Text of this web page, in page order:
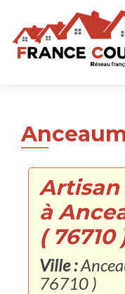
à
( 76710
Ville :
76710 )